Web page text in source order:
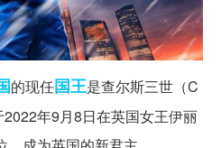
的现任国王是查尔斯三世（C
年9月8日在英国女王伊丽